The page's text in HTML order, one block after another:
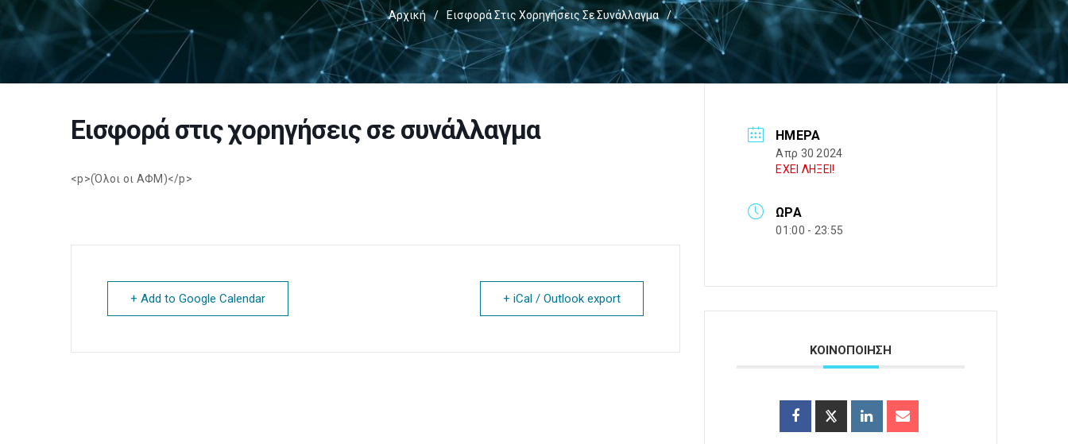
Αρχική / Εισφορά Στις Χορηγήσεις Σε Συνάλλαγμα /
Εισφορά στις χορηγήσεις σε συνάλλαγμα
<p>(Όλοι οι ΑΦΜ)</p>
+ Add to Google Calendar + iCal / Outlook export
ΗΜΈΡΑ
Απρ 30 2024
ΕΧΕΙ ΛΗΞΕΙ!
ΏΡΑ
01:00 - 23:55
ΚΟΙΝΟΠΟΙΗΣΗ